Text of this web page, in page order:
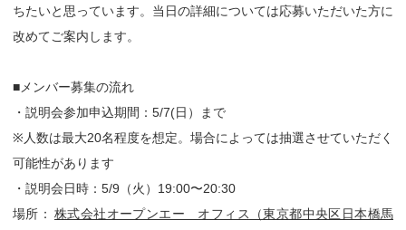
ちたいと思っています。当日の詳細については応募いただいた方に
改めてご案内します。
■メンバー募集の流れ
・説明会参加申込期間：5/7(日）まで
※人数は最大20名程度を想定。場合によっては抽選させていただく
可能性があります
・説明会日時：5/9（火）19:00〜20:30
場所： 株式会社オープンエー オフィス（東京都中央区日本橋馬